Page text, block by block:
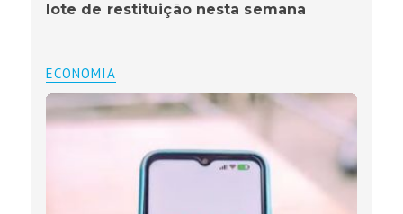
lote de restituição nesta semana
ECONOMIA